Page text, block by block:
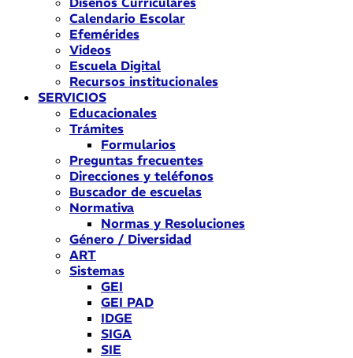
Calendario Escolar
Efemérides
Videos
Escuela Digital
Recursos institucionales
SERVICIOS
Educacionales
Trámites
Formularios
Preguntas frecuentes
Direcciones y teléfonos
Buscador de escuelas
Normativa
Normas y Resoluciones
Género / Diversidad
ART
Sistemas
GEI
GEI PAD
IDGE
SIGA
SIE